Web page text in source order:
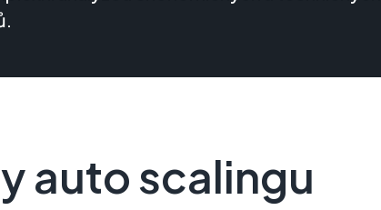
auto scalingu